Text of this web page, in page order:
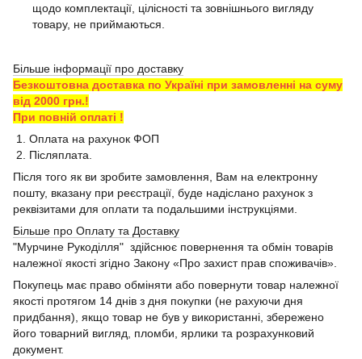
щодо комплектації, цілісності та зовнішнього вигляду
товару, не приймаються.
Більше інформації про доставку
Безкоштовна доставка по Україні при замовленні на суму
від 2000 грн.!
При повній оплаті !
1. Оплата на рахунок ФОП
2. Післяплата.
Після того як ви зробите замовлення, Вам на електронну
пошту, вказану при реєстрації, буде надіслано рахунок з
реквізитами для оплати та подальшими інструкціями.
Більше про Оплату та Доставку
"Мурчине Рукоділля" здійснює повернення та обмін товарів
належної якості згідно Закону «Про захист прав споживачів».
Покупець має право обміняти або повернути товар належної
якості протягом 14 днів з дня покупки (не рахуючи дня
придбання), якщо товар не був у використанні, збережено
його товарний вигляд, пломби, ярлики та розрахунковий
документ.